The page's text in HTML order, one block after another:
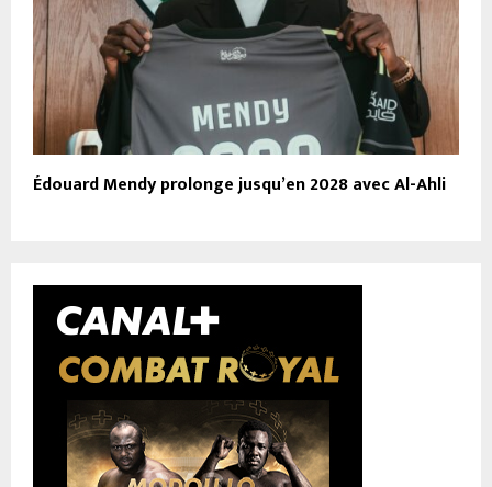
Édouard Mendy prolonge jusqu’en 2028 avec Al-Ahli